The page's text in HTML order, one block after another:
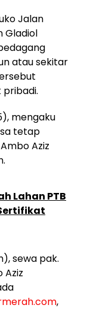
Jalan
Gladiol
atau sekitar
pribadi.
mengaku
tetap
Aziz
Lahan PTB
sewa pak.
Aziz
,